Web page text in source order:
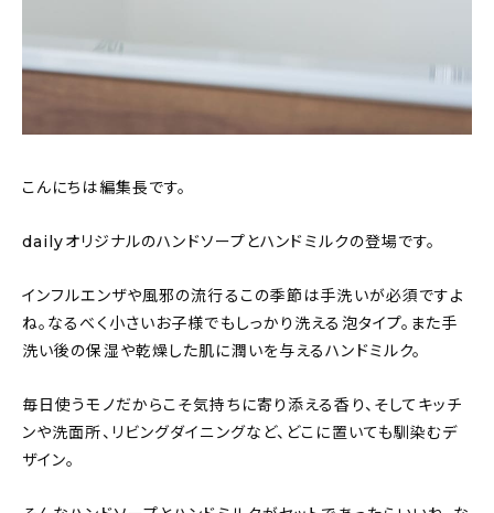
キッチン
収納/掃除
暮らし
カテゴリー一覧
人気の記事
こんにちは編集長です。
dailyオリジナルのハンドソープとハンドミルクの登場です。
インフルエンザや風邪の流行るこの季節は手洗いが必須ですよ
ね。なるべく小さいお子様でもしっかり洗える泡タイプ。また手
洗い後の保湿や乾燥した肌に潤いを与えるハンドミルク。
毎日使うモノだからこそ気持ちに寄り添える香り、そしてキッチ
ンや洗面所、リビングダイニングなど、どこに置いても馴染むデ
ザイン。